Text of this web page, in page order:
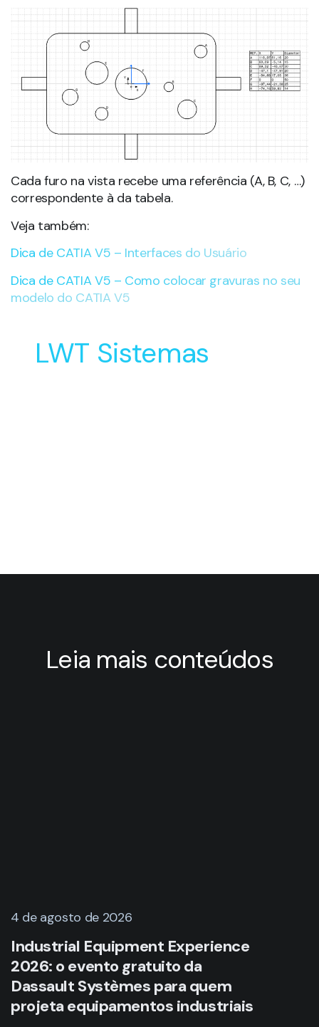
Cada furo na vista recebe uma referência (A, B, C, …)
correspondente à da tabela.
Veja também:
Dica de CATIA V5 – Interfaces do Usuário
Dica de CATIA V5 – Como colocar gravuras no seu
modelo do CATIA V5
LWT Sistemas
Leia mais conteúdos
4 de agosto de 2026
Industrial Equipment Experience
2026: o evento gratuito da
Dassault Systèmes para quem
projeta equipamentos industriais